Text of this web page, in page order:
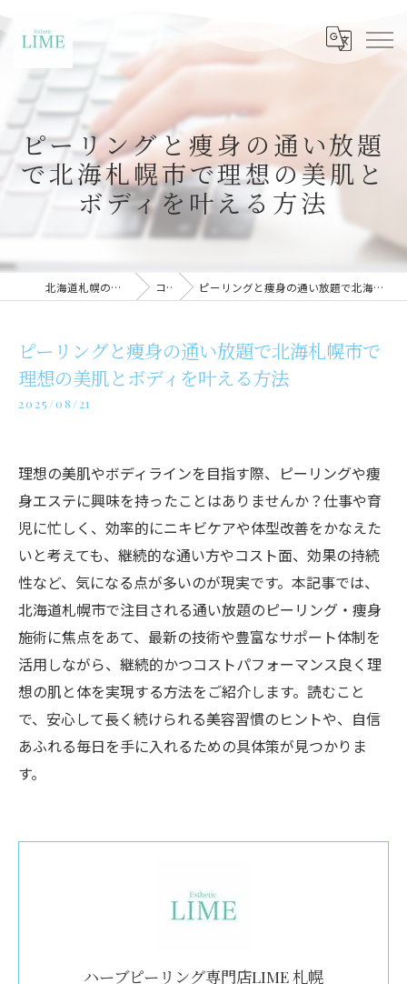
ピーリングと痩身の通い放題
で北海札幌市で理想の美肌と
ボディを叶える方法
北海道札幌のエステならLIME札幌 コラム ピーリングと痩身の通い放題で北海札幌市で理想の美肌とボディを叶える方法
ピーリングと痩身の通い放題で北海札幌市で
理想の美肌とボディを叶える方法
2025/08/21
理想の美肌やボディラインを目指す際、ピーリングや痩
身エステに興味を持ったことはありませんか？仕事や育
児に忙しく、効率的にニキビケアや体型改善をかなえた
いと考えても、継続的な通い方やコスト面、効果の持続
性など、気になる点が多いのが現実です。本記事では、
北海道札幌市で注目される通い放題のピーリング・痩身
施術に焦点をあて、最新の技術や豊富なサポート体制を
活用しながら、継続的かつコストパフォーマンス良く理
想の肌と体を実現する方法をご紹介します。読むこと
で、安心して長く続けられる美容習慣のヒントや、自信
あふれる毎日を手に入れるための具体策が見つかりま
す。
ハーブピーリング専門店LIME 札幌